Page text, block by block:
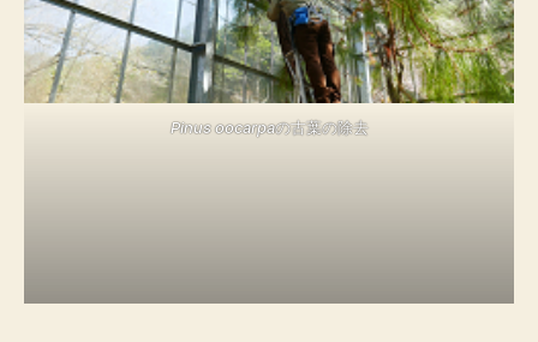
Pinus oocarpaの古葉の除去